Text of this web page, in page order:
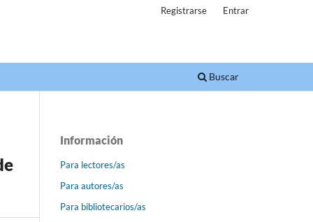
Buscar
Registrarse Entrar
Información
Para lectores/as
Para autores/as
Para bibliotecarios/as